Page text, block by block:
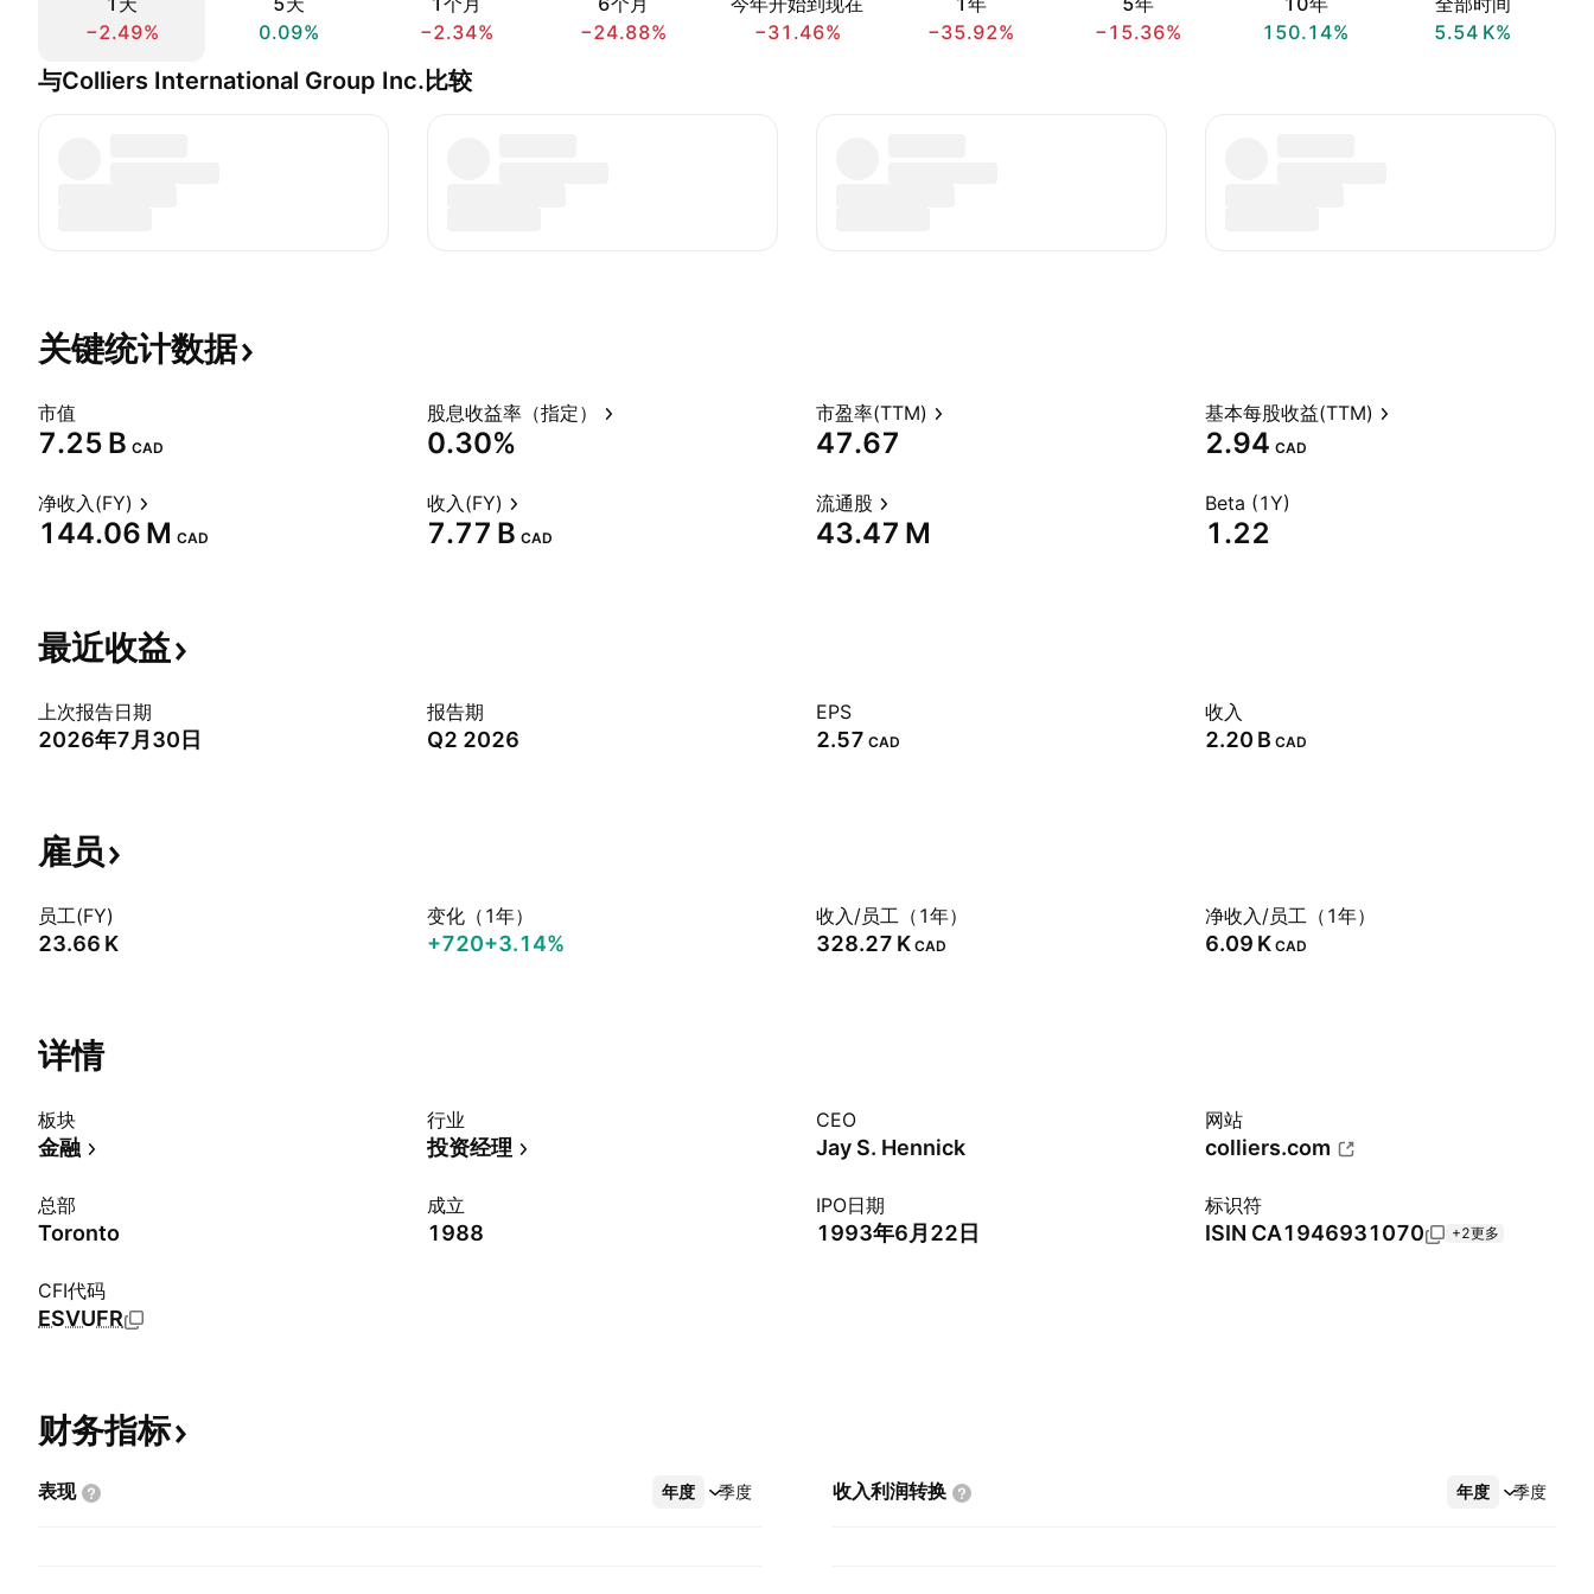
−2.49%
0.09%
−2.34%
−24.88%
−31.46%
−35.92%
−15.36%
150.14%
‪5.54 K‬%
与Colliers International Group Inc.比较
关键统计数据
市值
‪7.25 B‬ CAD
股息收益率（指定）
0.30%
市盈率(TTM)
47.67
基本每股收益(TTM)
2.94 CAD
净收入(FY)
‪144.06 M‬ CAD
收入(FY)
‪7.77 B‬ CAD
流通股
‪43.47 M‬
Beta (1Y)
1.22
最近收益
上次报告日期
2026年7月30日
报告期
Q2 2026
EPS
2.57 CAD
收入
‪2.20 B‬ CAD
雇员
员工(FY)
‪23.66 K‬
变化（1年）
+720+3.14%
收入/员工（1年）
‪328.27 K‬ CAD
净收入/员工（1年）
‪6.09 K‬ CAD
详情
板块
金融
行业
投资经理
CEO
Jay S. Hennick
网站
colliers.com
总部
Toronto
成立
1988
IPO日期
1993年6月22日
标识符
ISIN CA1946931070 +2更多
CFI代码
ESVUFR
财务指标
表现 年度 季度
更多 收入利润转换 年度 季度
更多